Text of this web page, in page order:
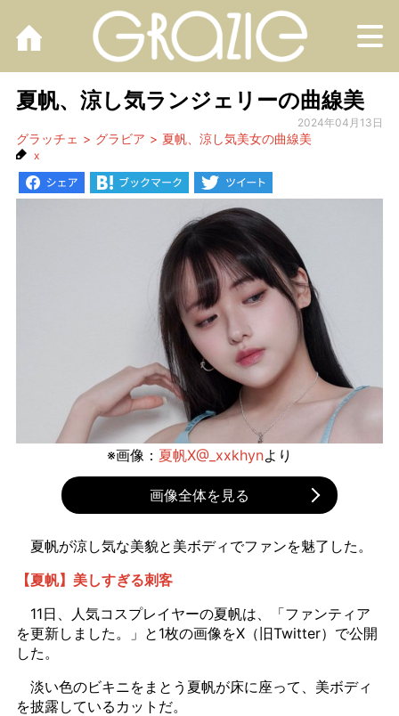
夏帆、涼し気ランジェリーの曲線美
2024年04月13日
グラッチェ グラビア 夏帆、涼し気美女の曲線美
x
※画像： 夏帆X@_xxkhynより
画像全体を見る
夏帆が涼し気な美貌と美ボディでファンを魅了した。
【夏帆】美しすぎる刺客
11日、人気コスプレイヤーの夏帆は、「ファンティア
を更新しました。」と1枚の画像をX（旧Twitter）で公開
した。
淡い色のビキニをまとう夏帆が床に座って、美ボディ
を披露しているカットだ。